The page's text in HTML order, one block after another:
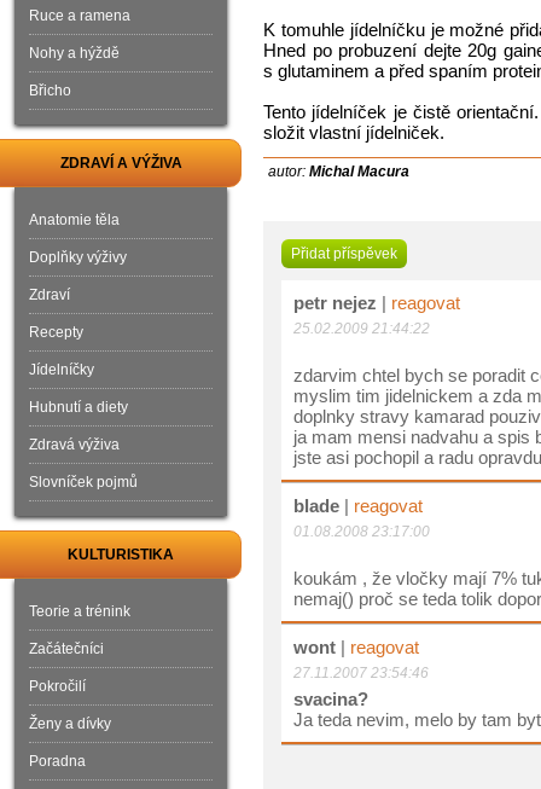
K tomuhle jídelníčku je možné
Hned po probuzení dejte 20g
s glutaminem a před spaním
Tento jídelníček je čistě
složit vlastní jídelniček.
autor: Michal Macura
Přidat příspěvek
petr nejez | reagovat
25.02.2009 21:44:22
zdarvim chtel bych se poradit
myslim tim jidelnickem a zda
doplnky stravy kamarad
ja mam mensi nadvahu a
jste asi pochopil a radu
blade | reagovat
01.08.2008 23:17:00
koukám , že vločky mají 7%
nemaj() proč se teda tolik
wont | reagovat
27.11.2007 23:54:46
svacina?
Ja teda nevim, melo by tam
Ruce a ramena
Nohy a hýždě
Břicho
ZDRAVÍ A VÝŽIVA
Anatomie těla
Doplňky výživy
Zdraví
Recepty
Jídelníčky
Hubnutí a diety
Zdravá výživa
Slovníček pojmů
KULTURISTIKA
Teorie a trénink
Začátečníci
Pokročilí
Ženy a dívky
Poradna